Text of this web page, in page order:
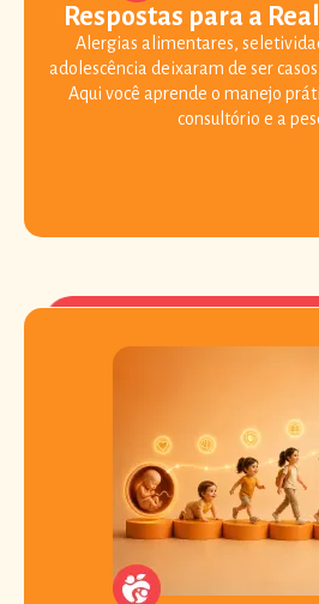
Respostas para a
Alergias alimentares,
adolescência deixaram de ser
Aqui você aprende o manejo
consultório e a